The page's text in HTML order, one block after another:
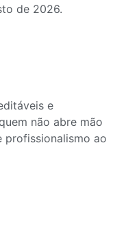
de 2026.
e
não abre mão
profissionalismo ao